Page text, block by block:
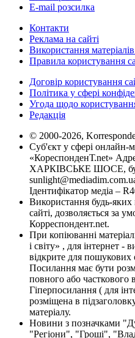
E-mail розсилка
Контакти
Реклама на сайті
Використання
Правила користування
Договір користування
Політика у сфері
Угода щодо
Редакція
© 2000-2026,
Суб'єкт у сфері онлайн-
«КореспонденТ.net»
ХАРКІВСЬКЕ ШОСЕ,
Ідентифікатор медіа –
Використання будь-яких
сайті, дозволяється за
Корреспондент.net.
При копіюванні
і світу» , для інтернет -
відкрите для пошукових
Посилання має бути
повного або часткового
Гіперпосилання ( для
розміщена в
матеріалу.
Новини з позначками
"Регіони", "Гроші",